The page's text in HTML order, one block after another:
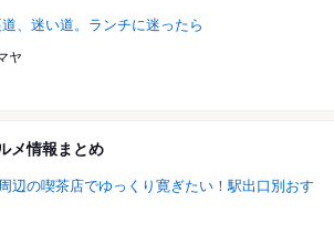
、迷い道。ランチに迷ったら
ヤ
メ情報まとめ
辺の喫茶店でゆっくり寛ぎたい！駅出口別おす